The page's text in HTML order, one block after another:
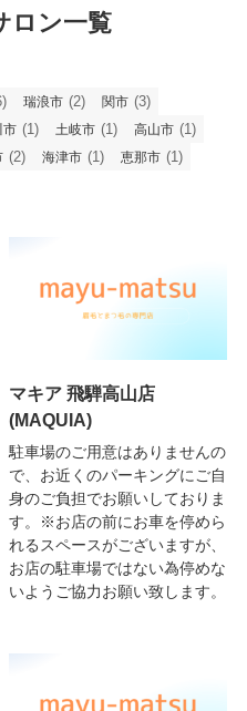
ロン一覧
瑞浪市 (2) 関市 (3)
市 (1) 土岐市 (1) 高山市 (1)
(2) 海津市 (1) 恵那市 (1)
マキア 飛騨高山店
(MAQUIA)
駐車場のご用意はありませんの
で、お近くのパーキングにご自
身のご負担でお願いしておりま
す。※お店の前にお車を停めら
れるスペースがございますが、
お店の駐車場ではない為停めな
いようご協力お願い致します。